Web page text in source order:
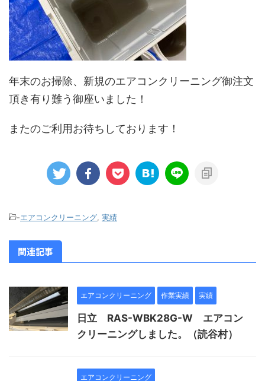
年末のお掃除、新規のエアコンクリーニング御注文
頂き有り難う御座いました！
またのご利用お待ちしております！
-エアコンクリーニング 実績
関連記事
エアコンクリーニング 作業実績 実績
日立 RAS-WBK28G-W エアコン
クリーニングしました。（読谷村）
エアコンクリーニング